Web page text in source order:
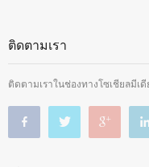
ติดตามเรา
ติดตามเราในช่องทางโซเชียลมีเดี